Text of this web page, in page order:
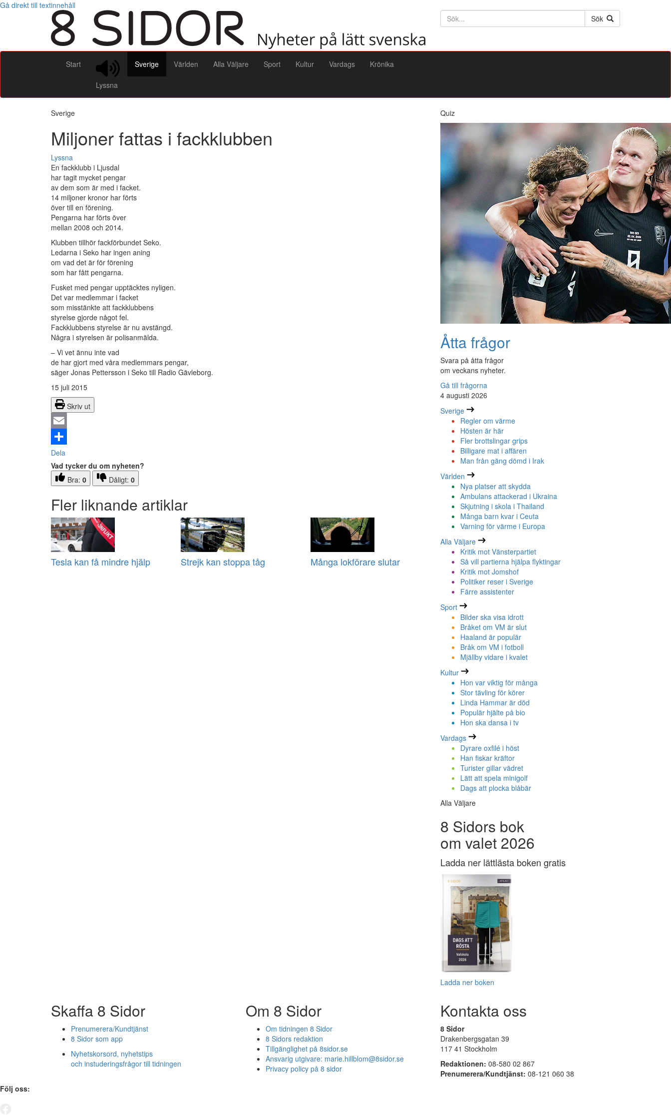
Gå direkt till textinnehåll
Söktext
Sök
Start
Lyssna
Sverige Världen Alla Väljare Sport Kultur Vardags Krönika
Sverige
Miljoner fattas i fackklubben
Lyssna
En fackklubb i Ljusdal
har tagit mycket pengar
av dem som är med i facket.
14 miljoner kronor har förts
över till en förening.
Pengarna har förts över
mellan 2008 och 2014.
Klubben tillhör fackförbundet Seko.
Ledarna i Seko har ingen aning
om vad det är för förening
som har fått pengarna.
Fusket med pengar upptäcktes nyligen.
Det var medlemmar i facket
som misstänkte att fackklubbens
styrelse gjorde något fel.
Fackklubbens styrelse är nu avstängd.
Några i styrelsen är polisanmälda.
– Vi vet ännu inte vad
de har gjort med våra medlemmars pengar,
säger Jonas Pettersson i Seko till Radio Gävleborg.
15 juli 2015
Skriv ut
Email
Dela
Vad tycker du om nyheten?
Bra: 0 Dåligt: 0
Fler liknande artiklar
Tesla kan få mindre hjälp Strejk kan stoppa tåg Många lokförare slutar
Quiz
Åtta frågor
Svara på åtta frågor
om veckans nyheter.
Gå till frågorna
4 augusti 2026
Sverige
Regler om värme
Hösten är här
Fler brottslingar grips
Billigare mat i affären
Man från gäng dömd i Irak
Världen
Nya platser att skydda
Ambulans attackerad i Ukraina
Skjutning i skola i Thailand
Många barn kvar i Ceuta
Varning för värme i Europa
Alla Väljare
Kritik mot Vänsterpartiet
Så vill partierna hjälpa flyktingar
Kritik mot Jomshof
Politiker reser i Sverige
Färre assistenter
Sport
Bilder ska visa idrott
Bråket om VM är slut
Haaland är populär
Bråk om VM i fotboll
Mjällby vidare i kvalet
Kultur
Hon var viktig för många
Stor tävling för körer
Linda Hammar är död
Populär hjälte på bio
Hon ska dansa i tv
Vardags
Dyrare oxfilé i höst
Han fiskar kräftor
Turister gillar vädret
Lätt att spela minigolf
Dags att plocka blåbär
Alla Väljare
8 Sidors bok
om valet 2026
Ladda ner lättlästa boken gratis
Ladda ner boken
Skaffa 8 Sidor
Prenumerera/Kundtjänst
8 Sidor som app
Nyhetskorsord, nyhetstips
och instuderingsfrågor till tidningen
Om 8 Sidor
Om tidningen 8 Sidor
8 Sidors redaktion
Tillgänglighet på 8sidor.se
Ansvarig utgivare: marie.hillblom@8sidor.se
Privacy policy på 8 sidor
Kontakta oss
8 Sidor
Drakenbergsgatan 39
117 41 Stockholm
Redaktionen: 08-580 02 867
Prenumerera/Kundtjänst: 08-121 060 38
Följ oss: